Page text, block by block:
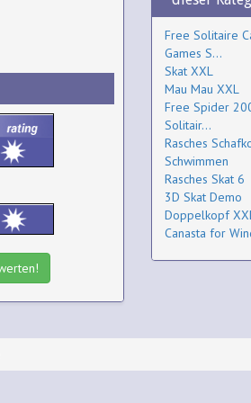
Free Solitaire
Games S...
Skat XXL
Mau Mau XXL
Free Spider
Solitair...
Rasches
Schwimmen
Rasches Skat 6
3D Skat Demo
Doppelkopf
Canasta for